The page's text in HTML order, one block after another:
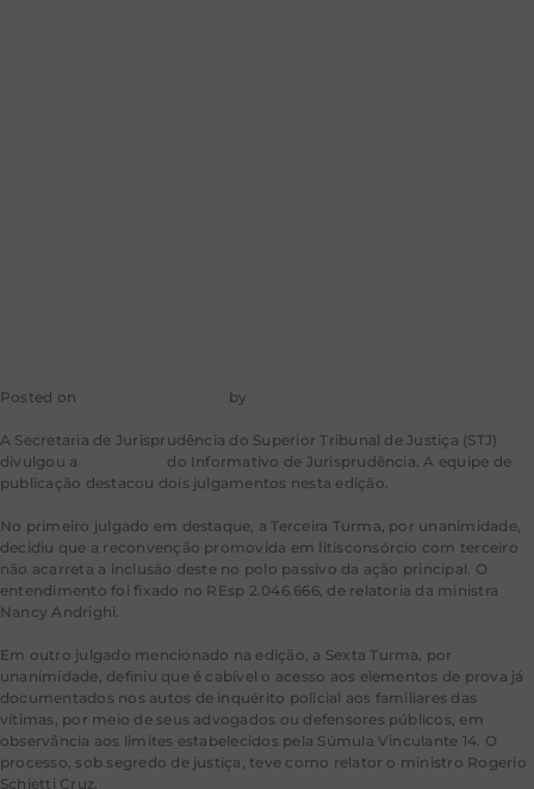
Posted on by
A Secretaria de Jurisprudência do Superior Tribunal de Justiça (STJ)
divulgou a
do Informativo de Jurisprudência. A equipe de
publicação destacou dois julgamentos nesta edição.
No primeiro julgado em destaque, a Terceira Turma, por unanimidade,
decidiu que a reconvenção promovida em litisconsórcio com terceiro
não acarreta a inclusão deste no polo passivo da ação principal. O
entendimento foi fixado no REsp 2.046.666, de relatoria da ministra
Nancy Andrighi.
Em outro julgado mencionado na edição, a Sexta Turma, por
unanimidade, definiu que é cabível o acesso aos elementos de prova já
documentados nos autos de inquérito policial aos familiares das
vítimas, por meio de seus advogados ou defensores públicos, em
observância aos limites estabelecidos pela Súmula Vinculante 14. O
processo, sob segredo de justiça, teve como relator o ministro Rogerio
Schietti Cruz.